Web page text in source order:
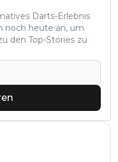
Darts-Erlebnis
noch heute an, um
den Top-Stories zu